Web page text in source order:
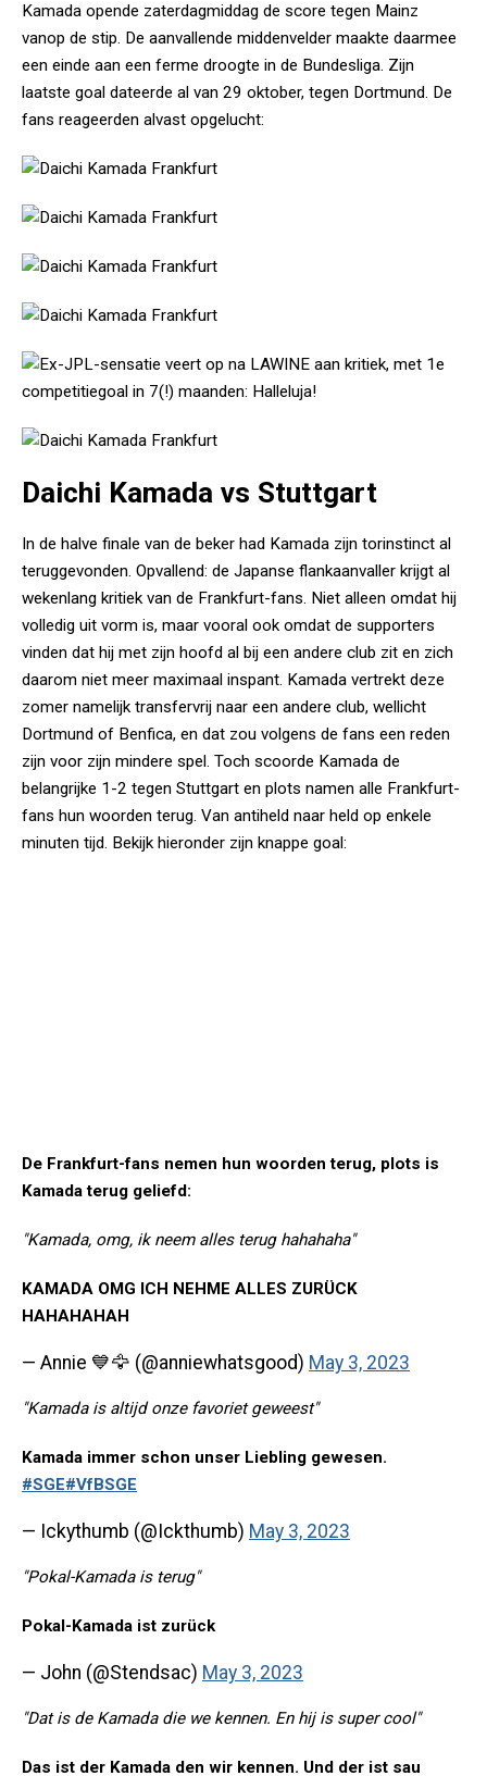
Kamada opende zaterdagmiddag de score tegen Mainz
vanop de stip. De aanvallende middenvelder maakte daarmee
een einde aan een ferme droogte in de Bundesliga. Zijn
laatste goal dateerde al van 29 oktober, tegen Dortmund. De
fans reageerden alvast opgelucht:
Daichi Kamada vs Stuttgart
In de halve finale van de beker had Kamada zijn torinstinct al
teruggevonden. Opvallend: de Japanse flankaanvaller krijgt al
wekenlang kritiek van de Frankfurt-fans. Niet alleen omdat hij
volledig uit vorm is, maar vooral ook omdat de supporters
vinden dat hij met zijn hoofd al bij een andere club zit en zich
daarom niet meer maximaal inspant. Kamada vertrekt deze
zomer namelijk transfervrij naar een andere club, wellicht
Dortmund of Benfica, en dat zou volgens de fans een reden
zijn voor zijn mindere spel. Toch scoorde Kamada de
belangrijke 1-2 tegen Stuttgart en plots namen alle Frankfurt-
fans hun woorden terug. Van antiheld naar held op enkele
minuten tijd. Bekijk hieronder zijn knappe goal:
De Frankfurt-fans nemen hun woorden terug, plots is
Kamada terug geliefd:
"Kamada, omg, ik neem alles terug hahahaha"
KAMADA OMG ICH NEHME ALLES ZURÜCK
HAHAHAHAH
— Annie 💙🦅 (@anniewhatsgood) May 3, 2023
"Kamada is altijd onze favoriet geweest"
Kamada immer schon unser Liebling gewesen.
#SGE#VfBSGE
— Ickythumb (@Ickthumb) May 3, 2023
"Pokal-Kamada is terug"
Pokal-Kamada ist zurück
— John (@Stendsac) May 3, 2023
"Dat is de Kamada die we kennen. En hij is super cool"
Das ist der Kamada den wir kennen. Und der ist sau